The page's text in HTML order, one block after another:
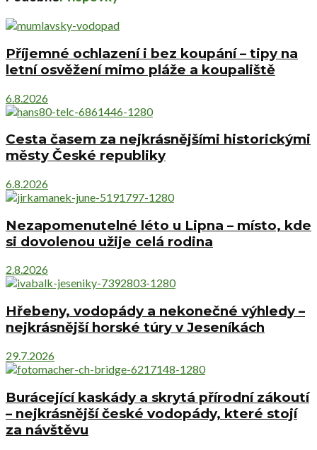
Příjemné ochlazení i bez koupání – tipy na
letní osvěžení mimo pláže a koupaliště
6.8.2026
Cesta časem za nejkrásnějšími historickými
městy České republiky
6.8.2026
Nezapomenutelné léto u Lipna – místo, kde
si dovolenou užije celá rodina
2.8.2026
Hřebeny, vodopády a nekonečné výhledy –
nejkrásnější horské túry v Jeseníkách
29.7.2026
Burácející kaskády a skrytá přírodní zákoutí
– nejkrásnější české vodopády, které stojí
za návštěvu